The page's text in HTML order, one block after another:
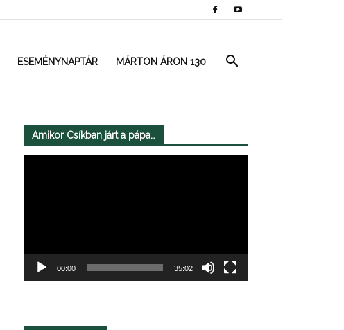
ESEMÉNYNAPTÁR MÁRTON ÁRON 130
Amikor Csíkban járt a pápa…
00:00 35:02